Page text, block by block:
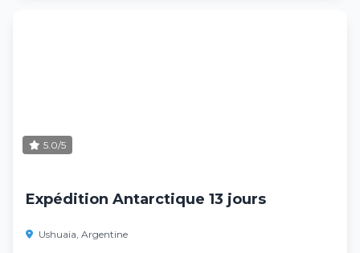
5.0/5
Expédition Antarctique 13 jours
Ushuaia, Argentine